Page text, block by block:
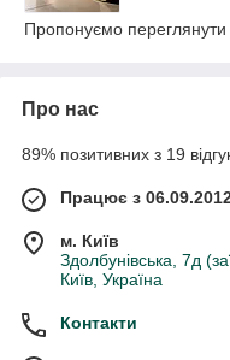
Пропонуємо переглянути
Про нас
89% позитивних з 19
Працює з
м. Київ
Здолбунівська, 7д
Київ, Україна
Контакти